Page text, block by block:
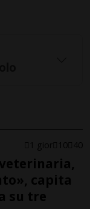
1 gior 10 40
capita
su tre